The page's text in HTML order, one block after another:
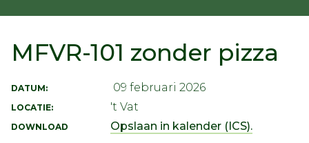
MFVR-101 zonder pizza
DATUM: 09 februari 2026
LOCATIE: 't Vat
DOWNLOAD Opslaan in kalender (ICS).